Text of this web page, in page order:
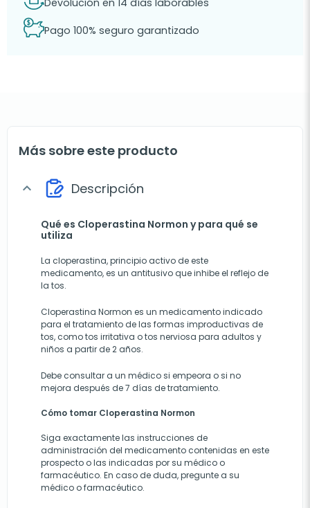
Pago 100% seguro garantizado
Más sobre este producto
expand_more Descripción
Qué es Cloperastina Normon y para qué se
utiliza
La cloperastina, principio activo de este
medicamento, es un antitusivo que inhibe el reflejo de
la tos.
Cloperastina Normon es un medicamento indicado
para el tratamiento de las formas improductivas de
tos, como tos irritativa o tos nerviosa para adultos y
niños a partir de 2 años.
Debe consultar a un médico si empeora o si no
mejora después de 7 días de tratamiento.
Cómo tomar Cloperastina Normon
Siga exactamente las instrucciones de
administración del medicamento contenidas en este
prospecto o las indicadas por su médico o
farmacéutico. En caso de duda, pregunte a su
médico o farmacéutico.